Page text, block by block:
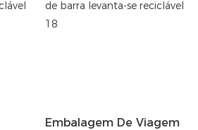
Embalagem De Viagem